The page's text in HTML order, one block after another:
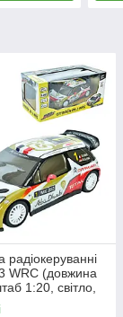
WRC (довжина
1:20, світло,
10449